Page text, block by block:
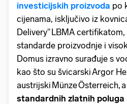
investicijskih proizvoda po
cijenama, isključivo iz
Delivery'' LBMA
standarde proizvodnje i
Domus izravno surađuje s
kao što su švicarski Argor
austrijski Münze Österreich, a
standardnih zlatnih poluga